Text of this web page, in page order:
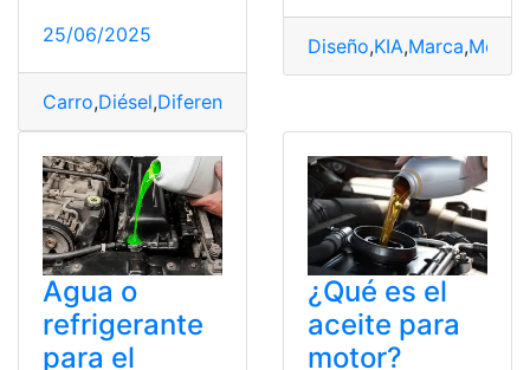
25/06/2025
Carro,Diésel,Diferencias
Diseño,KIA,Marca,Motor
Agua o
refrigerante
para el
¿Qué es el
aceite para
motor?